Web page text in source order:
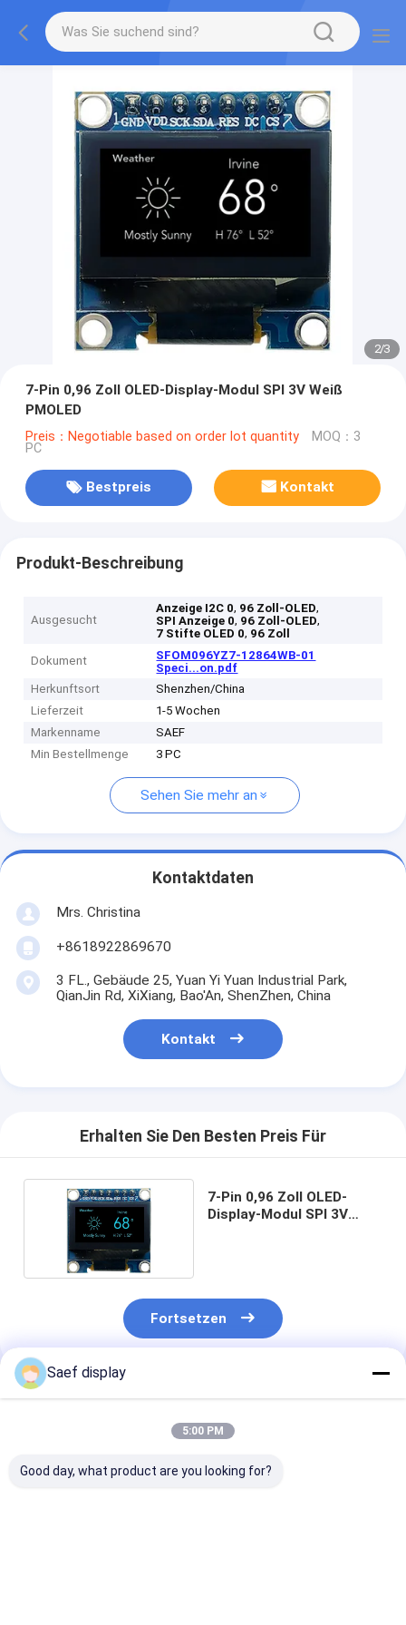
2/3
7-Pin 0,96 Zoll OLED-Display-Modul SPI 3V Weiß
PMOLED
Preis：Negotiable based on order lot quantity MOQ：3
PC
Bestpreis Kontakt
Produkt-Beschreibung
Ausgesucht
Anzeige I2C 0, 96 Zoll-OLED,
SPI Anzeige 0, 96 Zoll-OLED,
7 Stifte OLED 0, 96 Zoll
Dokument
SFOM096YZ7-12864WB-01
Speci...on.pdf
Herkunftsort
Shenzhen/China
Lieferzeit
1-5 Wochen
Markenname
SAEF
Min Bestellmenge
3 PC
Sehen Sie mehr an
Kontaktdaten
Mrs. Christina
+8618922869670
3 FL., Gebäude 25, Yuan Yi Yuan Industrial Park,
QianJin Rd, XiXiang, Bao'An, ShenZhen, China
Kontakt
Erhalten Sie Den Besten Preis Für
7-Pin 0,96 Zoll OLED-
Display-Modul SPI 3V
Fortsetzen
Empfohlene Produkte
Saef display
5:00 PM
Good day, what product are you looking for?